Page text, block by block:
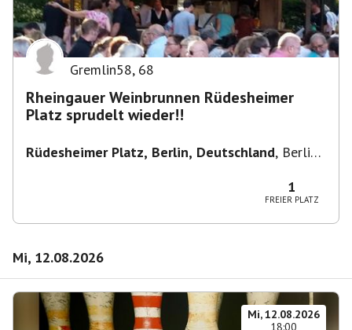
Gremlin58, 68
Rheingauer Weinbrunnen Rüdesheimer
Platz sprudelt wieder!!
Rüdesheimer Platz, Berlin, Deutschland, Berlin-
1
FREIER PLATZ
Mi, 12.08.2026
Mi, 12.08.2026
18:00